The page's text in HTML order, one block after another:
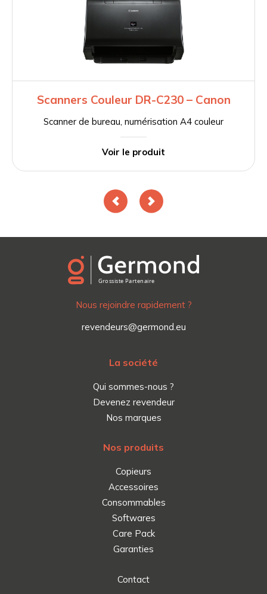
Scanners Couleur DR-C230 – Canon
Scanner de bureau, numérisation A4 couleur
Voir le produit
Nous rejoindre rapidement ?
revendeurs@germond.eu
La société
Qui sommes-nous ?
Devenez revendeur
Nos marques
Nos produits
Copieurs
Accessoires
Consommables
Softwares
Care Pack
Garanties
Contact